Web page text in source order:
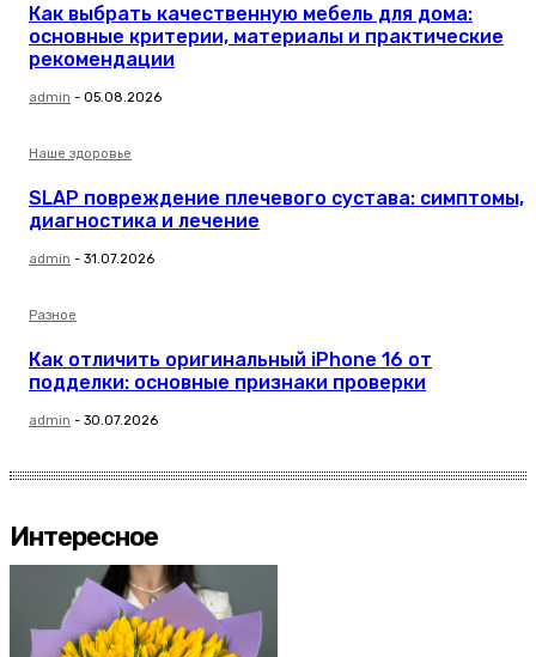
Как выбрать качественную мебель для дома:
основные критерии, материалы и практические
рекомендации
admin - 05.08.2026
Наше здоровье
SLAP повреждение плечевого сустава: симптомы,
диагностика и лечение
admin - 31.07.2026
Разное
Как отличить оригинальный iPhone 16 от
подделки: основные признаки проверки
admin - 30.07.2026
Интересное